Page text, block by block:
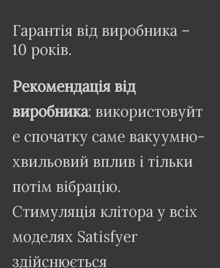
Гарантія від виробника –
10 років.
Рекомендація від
виробника: використовуйт
е спочатку саме вакуумно-
хвильовий вплив і тільки
потім вібрацію.
Стимуляція клітора у всіх
моделях Satisfyer
здійснюється